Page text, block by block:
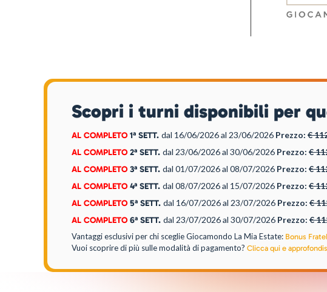
Scopri i turni disponibili per
AL COMPLETO 1ª SETT. dal 16/06/2026al 23/06/2026 Prezzo: €
AL COMPLETO 2ª SETT. dal 23/06/2026al 30/06/2026 Prezzo: €
AL COMPLETO 3ª SETT. dal 01/07/2026al 08/07/2026 Prezzo: €
AL COMPLETO 4ª SETT. dal 08/07/2026al 15/07/2026 Prezzo: €
AL COMPLETO 5ª SETT. dal 16/07/2026al 23/07/2026 Prezzo: €
AL COMPLETO 6ª SETT. dal 23/07/2026al 30/07/2026 Prezzo: €
Vantaggi esclusivi per chi sceglie Giocamondo La Mia Estate: Bonus
Vuoi scoprire di più sulle modalità di pagamento? Clicca qui e